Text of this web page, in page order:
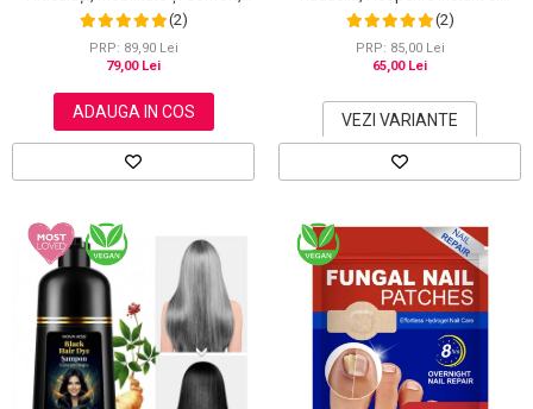
120 g
(2)
PRP: 89,90 Lei
79,00 Lei
ADAUGA IN COS
Rezistenta la Transfer, 20 g
(2)
PRP: 85,00 Lei
65,00 Lei
VEZI VARIANTE